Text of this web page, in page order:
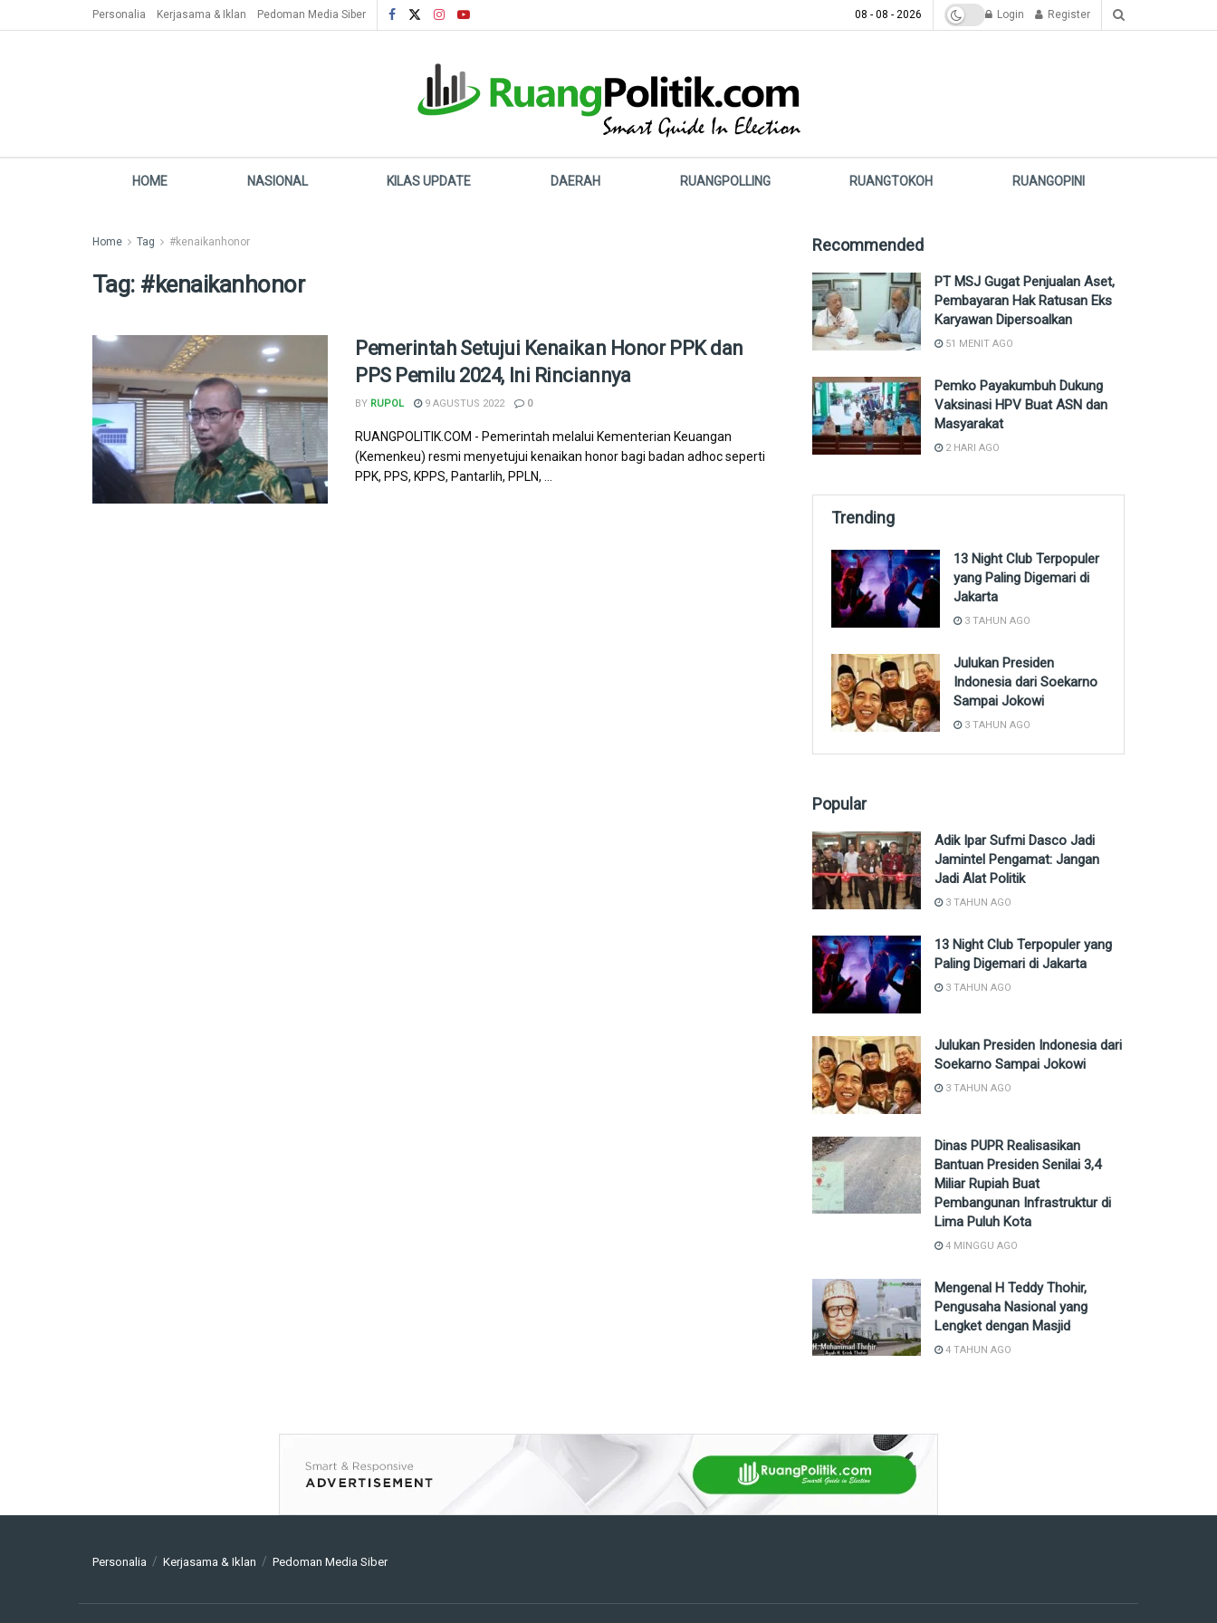
Personalia Kerjasama & Iklan Pedoman Media Siber 08 - 08 - 2026 Login Register
HOME NASIONAL KILAS UPDATE DAERAH RUANGPOLLING RUANGTOKOH RUANGOPINI
Home Tag #kenaikanhonor
Tag: #kenaikanhonor
Pemerintah Setujui Kenaikan Honor PPK dan
PPS Pemilu 2024, Ini Rinciannya
BY RUPOL 9 AGUSTUS 2022 0
RUANGPOLITIK.COM - Pemerintah melalui Kementerian Keuangan
(Kemenkeu) resmi menyetujui kenaikan honor bagi badan adhoc seperti
PPK, PPS, KPPS, Pantarlih, PPLN, ...
Recommended
PT MSJ Gugat Penjualan Aset,
Pembayaran Hak Ratusan Eks
Karyawan Dipersoalkan
51 MENIT AGO
Pemko Payakumbuh Dukung
Vaksinasi HPV Buat ASN dan
Masyarakat
2 HARI AGO
Trending
13 Night Club Terpopuler
yang Paling Digemari di
Jakarta
3 TAHUN AGO
Julukan Presiden
Indonesia dari Soekarno
Sampai Jokowi
3 TAHUN AGO
Popular
Adik Ipar Sufmi Dasco Jadi
Jamintel Pengamat: Jangan
Jadi Alat Politik
3 TAHUN AGO
13 Night Club Terpopuler yang
Paling Digemari di Jakarta
3 TAHUN AGO
Julukan Presiden Indonesia dari
Soekarno Sampai Jokowi
3 TAHUN AGO
Dinas PUPR Realisasikan
Bantuan Presiden Senilai 3,4
Miliar Rupiah Buat
Pembangunan Infrastruktur di
Lima Puluh Kota
4 MINGGU AGO
Mengenal H Teddy Thohir,
Pengusaha Nasional yang
Lengket dengan Masjid
4 TAHUN AGO
Personalia Kerjasama & Iklan Pedoman Media Siber